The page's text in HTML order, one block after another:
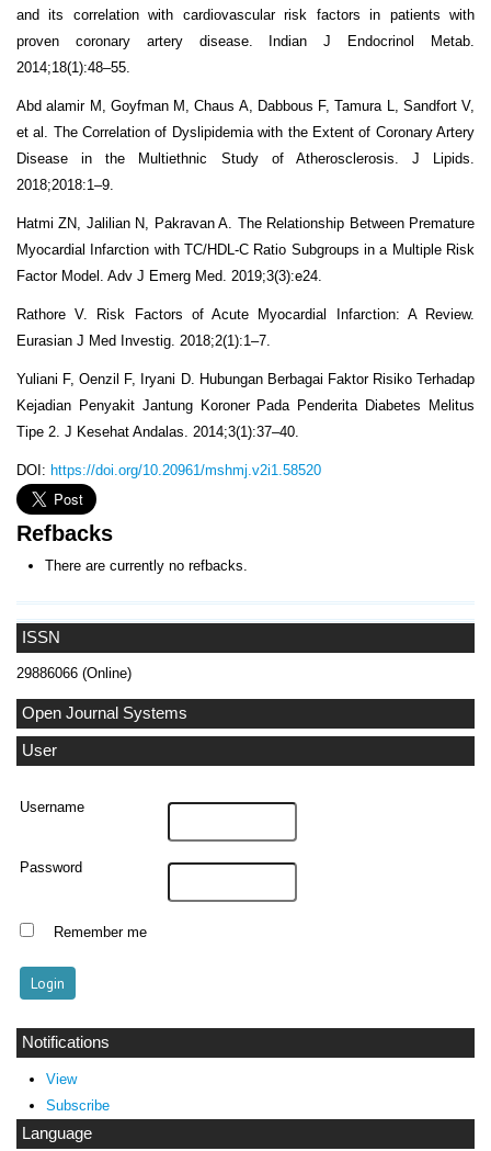
ISSN
29886066 (Online)
Open Journal Systems
User
Username
Password
Remember me
Notifications
View
Subscribe
Language
and its correlation with cardiovascular risk factors in patients with
proven coronary artery disease. Indian J Endocrinol Metab.
2014;18(1):48–55.
Abd alamir M, Goyfman M, Chaus A, Dabbous F, Tamura L, Sandfort V,
et al. The Correlation of Dyslipidemia with the Extent of Coronary Artery
Disease in the Multiethnic Study of Atherosclerosis. J Lipids.
2018;2018:1–9.
Hatmi ZN, Jalilian N, Pakravan A. The Relationship Between Premature
Myocardial Infarction with TC/HDL-C Ratio Subgroups in a Multiple Risk
Factor Model. Adv J Emerg Med. 2019;3(3):e24.
Rathore V. Risk Factors of Acute Myocardial Infarction: A Review.
Eurasian J Med Investig. 2018;2(1):1–7.
Yuliani F, Oenzil F, Iryani D. Hubungan Berbagai Faktor Risiko Terhadap
Kejadian Penyakit Jantung Koroner Pada Penderita Diabetes Melitus
Tipe 2. J Kesehat Andalas. 2014;3(1):37–40.
DOI: https://doi.org/10.20961/mshmj.v2i1.58520
Refbacks
There are currently no refbacks.